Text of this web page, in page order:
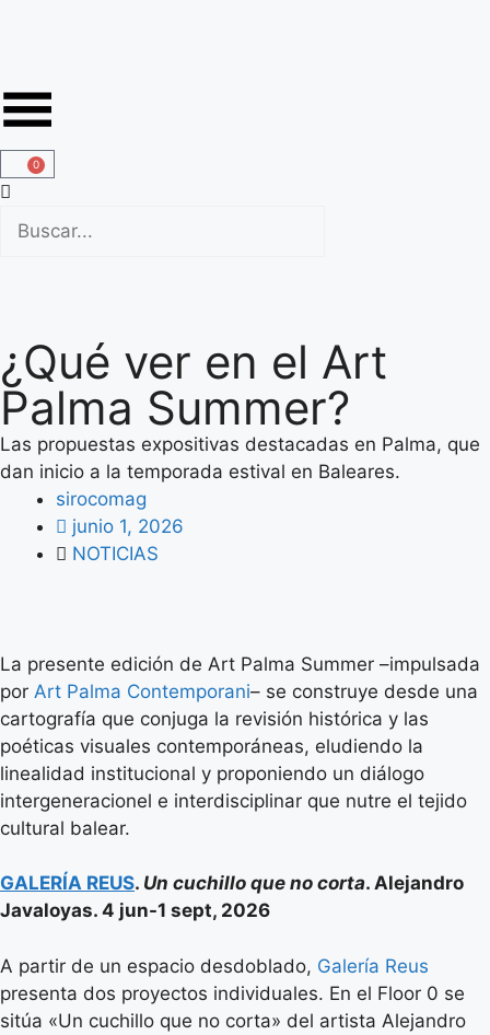
0
¿Qué ver en el Art
Palma Summer?
Las propuestas expositivas destacadas en Palma, que
dan inicio a la temporada estival en Baleares.
sirocomag
junio 1, 2026
NOTICIAS
La presente edición de Art Palma Summer –impulsada
por Art Palma Contemporani– se construye desde una
cartografía que conjuga la revisión histórica y las
poéticas visuales contemporáneas, eludiendo la
linealidad institucional y proponiendo un diálogo
intergeneracionel e interdisciplinar que nutre el tejido
cultural balear.
GALERÍA REUS. Un cuchillo que no corta. Alejandro
Javaloyas. 4 jun-1 sept, 2026
A partir de un espacio desdoblado, Galería Reus
presenta dos proyectos individuales. En el Floor 0 se
sitúa «Un cuchillo que no corta» del artista Alejandro